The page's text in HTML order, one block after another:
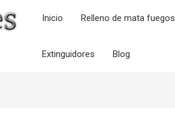
Inicio Relleno de mata fuegos
Extinguidores Blog